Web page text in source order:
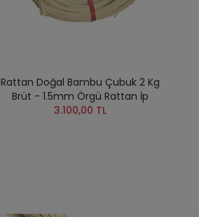
Rattan Doğal Bambu Çubuk 2 Kg
Brüt - 1.5mm Örgü Rattan İp
3.100,00 TL